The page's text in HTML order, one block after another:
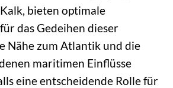
bieten optimale
das Gedeihen dieser
Nähe zum Atlantik und die
maritimen Einflüsse
eine entscheidende Rolle für